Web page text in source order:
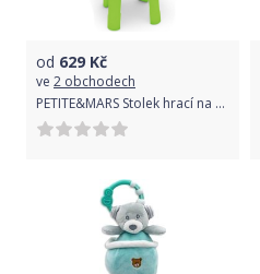
od 629 Kč
ve 2 obchodech
PETITE&MARS Stolek hrací na vodu a písek Sandy Teo